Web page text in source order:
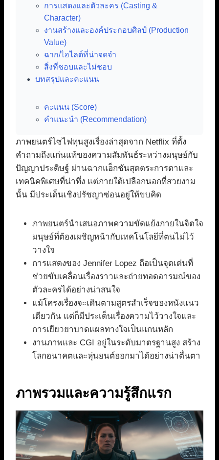
การแสดงและตัวละคร (Casting &
Character)
งานสร้างและองค์ประกอบศิลป์ (Production
Value)
ฉาก/ไฮไลต์ที่น่าจดจำ
สิ่งที่ชอบและไม่ชอบ
บทสรุปและคะแนน
คะแนน (Score)
คำแนะนำ (Recommendation)
ภาพยนตร์ไซไฟทุนสูงเรื่องล่าสุดจาก Netflix ที่ตั้ง
คำถามถึงแก่นแท้ของความสัมพันธ์ระหว่างมนุษย์กับ
ปัญญาประดิษฐ์ ผ่านฉากแอ็กชันสุดตระการตาและ
เทคนิคพิเศษที่น่าทึ่ง แต่ภายใต้เปลือกนอกที่สวยงาม
นั้น มีประเด็นเชิงปรัชญาซ่อนอยู่ให้ขบคิด
ภาพยนตร์นำเสนอภาพความขัดแย้งภายในจิตใจ
มนุษย์ที่ต้องเผชิญหน้ากับเทคโนโลยีที่ตนไม่ไว้
วางใจ
การแสดงของ Jennifer Lopez ถือเป็นจุดเด่นที่
ช่วยขับเคลื่อนเรื่องราวและถ่ายทอดอารมณ์ของ
ตัวละครได้อย่างน่าสนใจ
แม้โครงเรื่องจะเดินตามสูตรสำเร็จของหนังแนว
เดียวกัน แต่ก็มีประเด็นเรื่องความไว้วางใจและ
การเยียวยาบาดแผลทางใจเป็นแกนหลัก
งานภาพและ CGI อยู่ในระดับมาตรฐานสูง สร้าง
โลกอนาคตและหุ่นยนต์ออกมาได้อย่างน่าตื่นตา
ภาพรวมและความรู้สึกแรก